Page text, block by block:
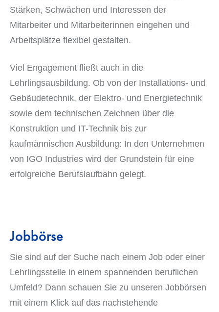
Stärken, Schwächen und Interessen der
Mitarbeiter und Mitarbeiterinnen eingehen und
Arbeitsplätze flexibel gestalten.
Viel Engagement fließt auch in die
Lehrlingsausbildung. Ob von der Installations- und
Gebäudetechnik, der Elektro- und Energietechnik
sowie dem technischen Zeichnen über die
Konstruktion und IT-Technik bis zur
kaufmännischen Ausbildung: In den Unternehmen
von IGO Industries wird der Grundstein für eine
erfolgreiche Berufslaufbahn gelegt.
Jobbörse
Sie sind auf der Suche nach einem Job oder einer
Lehrlingsstelle in einem spannenden beruflichen
Umfeld? Dann schauen Sie zu unseren Jobbörsen
mit einem Klick auf das nachstehende